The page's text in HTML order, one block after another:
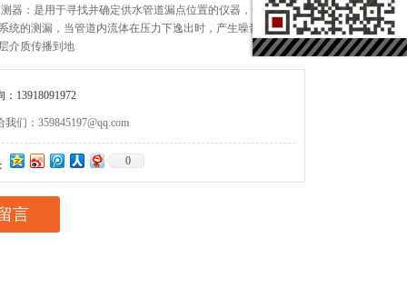
测器：是用于寻找并确定供水管道漏点位置的仪器，也可用于
统的测漏，当管道内流体在压力下逸出时，产生噪音能沿管道
介质传播到地
：13918091972
我们：359845197@qq.com
0
言